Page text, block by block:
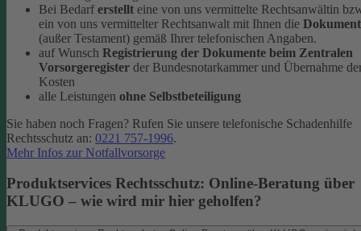
Bei Bedarf erstellt eine von uns vermittelte Rechtsanwältin
ein von uns vermittelter Rechtsanwalt mit Ihnen die
(außer Testament) gemäß Ihrer telefonischen Angaben.
auf Wunsch Registrierung der Dokumente beim Zentralen
Vorsorgeregister der Bundesnotarkammer und Übernahme
Kosten
alle Leistungen ohne Selbstbeteiligung
Sie haben noch Fragen? Rufen Sie unsere telefonische Schadenhilfe
Rechtsschutz an: 0221 757-1996.
Mehr Infos zur Notfallvorsorge
Produktservices Rechtsschutz: Online-Beratung über
KLUGO – wie wird mir hier geholfen?